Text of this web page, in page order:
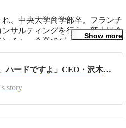
れ、中央大学商学部卒。フランチ
サルティングを行う一部上場企
チャー企業でゲームプロデュー
EdTech領域のスタートアップに
その後、2012年12月に株式会社
立し現職。「働くヒトのライフ
ミッションに、2014年3月に
フィスおかん」をリリースし、
るなど注目を集めている。
Show more
「やっぱり、ハードですよ」CEO・沢木が語るOKANの職場
story